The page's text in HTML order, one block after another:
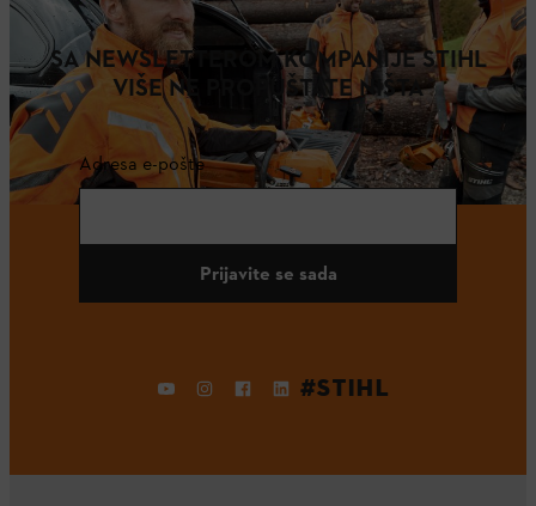
SA NEWSLETTEROM KOMPANIJE STIHL
VIŠE NE PROPUŠTATE NIŠTA
Adresa e-pošte
Prijavite se sada
#STIHL